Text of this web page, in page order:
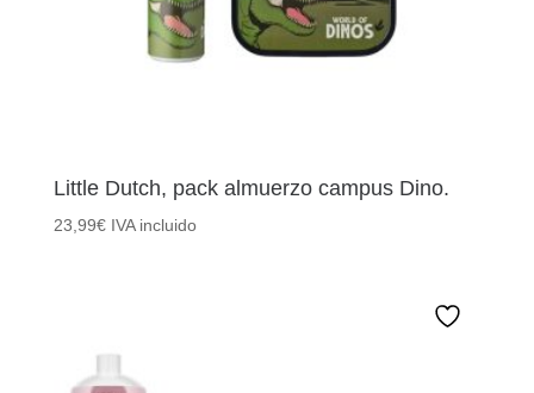
Little Dutch, pack almuerzo campus Dino.
23,99€ IVA incluido